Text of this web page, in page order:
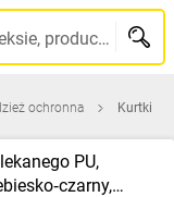
Szukaj po nazwie, indeksie, producencie, kodzie kreskowym...
ochronna Kurtki
PU,